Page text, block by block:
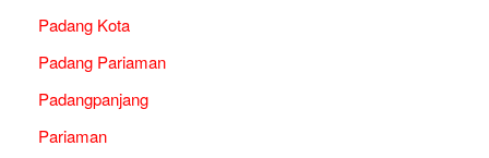
Padang Kota
Padang Pariaman
Padangpanjang
Pariaman